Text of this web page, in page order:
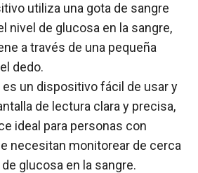
utiliza una gota de sangre
nivel de glucosa en la sangre,
a través de una pequeña
dedo.
es un dispositivo fácil de usar y
de lectura clara y precisa,
ideal para personas con
necesitan monitorear de cerca
glucosa en la sangre.